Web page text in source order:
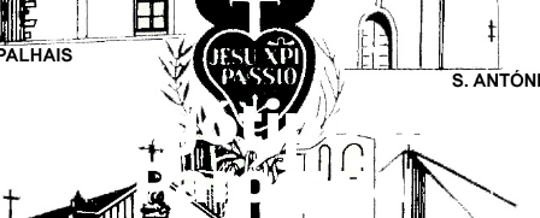
Logótipo da
Paróquia